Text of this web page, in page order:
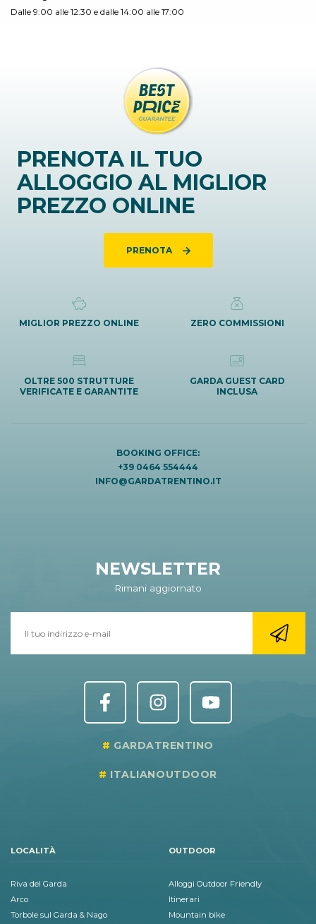
Dalle 9:00 alle 12:30 e dalle 14:00 alle 17:00
PRENOTA IL TUO
ALLOGGIO AL MIGLIOR
PREZZO ONLINE
PRENOTA
MIGLIOR PREZZO ONLINE ZERO COMMISSIONI
OLTRE 500 STRUTTURE
VERIFICATE E GARANTITE
GARDA GUEST CARD
INCLUSA
BOOKING OFFICE:
+39 0464 554444
INFO@GARDATRENTINO.IT
NEWSLETTER
Rimani aggiornato
GARDATRENTINO
ITALIANOUTDOOR
LOCALITÀ
Riva del Garda
Arco
Torbole sul Garda & Nago
OUTDOOR
Alloggi Outdoor Friendly
Itinerari
Mountain bike